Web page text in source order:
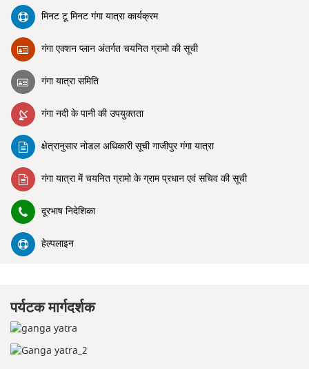
मिनट टू मिनट गंगा यात्रा कार्यक्रम
गंगा एक्शन प्लान अंतर्गत चयनित ग्रामो की सूची
गंगा यात्रा समिति
गंगा नदी के पानी की उपयुक्तता
क्षेत्रानुसार नोडल अधिकारी सूची गाजीपुर गंगा यात्रा
गंगा यात्रा में चयनित ग्रामो के ग्राम प्रधान एवं सचिव की सूची
दूरभाष निदेशिका
हेल्पलाइन
पर्यटक मार्गदर्शक